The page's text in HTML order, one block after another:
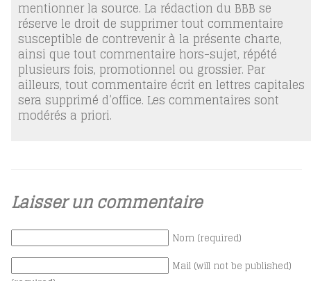
mentionner la source. La rédaction du BBB se
réserve le droit de supprimer tout commentaire
susceptible de contrevenir à la présente charte,
ainsi que tout commentaire hors-sujet, répété
plusieurs fois, promotionnel ou grossier. Par
ailleurs, tout commentaire écrit en lettres capitales
sera supprimé d’office. Les commentaires sont
modérés a priori.
Laisser un commentaire
Nom (required)
Mail (will not be published)